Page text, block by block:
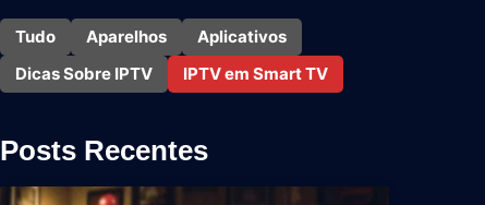
Tudo Aparelhos
Aplicativos
Dicas Sobre IPTV
IPTV em Smart TV
Posts Recentes